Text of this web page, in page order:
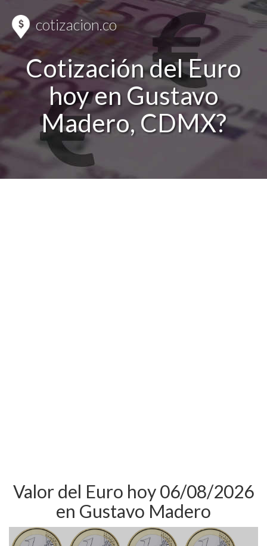
cotizacion.co
Cotización del Euro
hoy en Gustavo
Madero, CDMX?
Valor del Euro hoy 06/08/2026
en Gustavo Madero